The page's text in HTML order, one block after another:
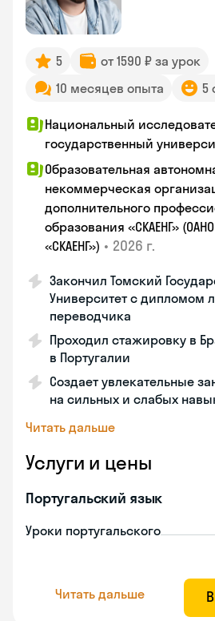
5
от 1590 ₽ за урок
10 месяцев опыта
5
Национальный
государственный
Образовательная
некоммерческая
дополнительного
образования «СКАЕНГ»
«СКАЕНГ») • 2026 г.
Закончил Томский
Университет с дипломом
переводчика
Проходил стажировку в
в Португалии
Создает увлекательные
на сильных и слабых
Читать дальше
Услуги и цены
Португальский язык
Уроки португальского
Читать дальше